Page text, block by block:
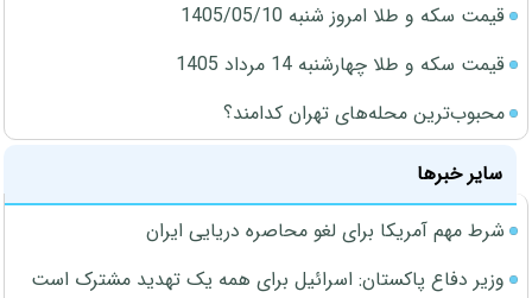
قیمت سکه و طلا امروز شنبه 1405/05/10
قیمت سکه و طلا چهارشنبه 14 مرداد 1405
محبوب‌ترین محله‌های تهران کدامند؟
سایر خبرها
شرط مهم آمریکا برای لغو محاصره دریایی ایران
وزیر دفاع پاکستان: اسرائیل برای همه یک تهدید مشترک است